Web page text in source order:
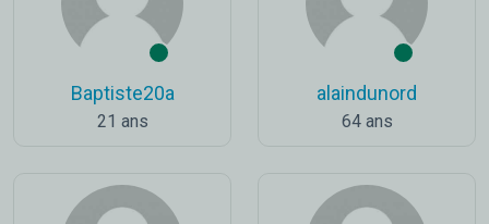
Baptiste20a
21 ans
alaindunord
64 ans